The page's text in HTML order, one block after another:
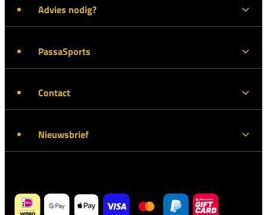
Advies nodig?
PassaSports
Contact
Nieuwsbrief